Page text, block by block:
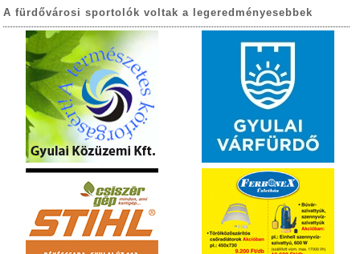
A fürdővárosi sportolók voltak a legeredményesebbek